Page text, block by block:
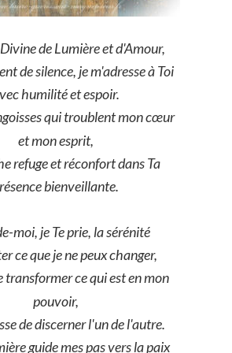
de Lumière et d'Amour,
de silence, je m'adresse à Toi
humilité et espoir.
qui troublent mon cœur
et mon esprit,
refuge et réconfort dans Ta
bienveillante.
moi, je Te prie, la sérénité
ce que je ne peux changer,
transformer ce qui est en mon
pouvoir,
de discerner l'un de l'autre.
guide mes pas vers la paix